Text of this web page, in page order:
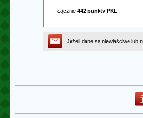
Łącznie 442 punkty PKL
Jeżeli dane są niewłaściwe lub